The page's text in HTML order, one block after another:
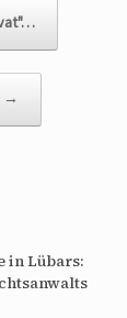
→
in Lübars: